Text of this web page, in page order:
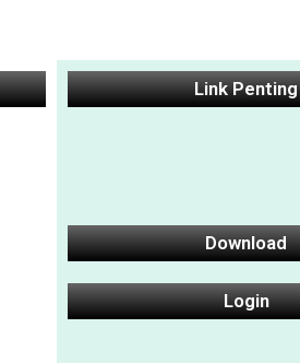
Link Penting
Download
Login